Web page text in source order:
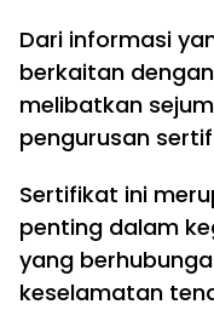
Dari informasi
berkaitan
melibatkan
pengurusan
Sertifikat ini
penting dalam
yang
keselamatan